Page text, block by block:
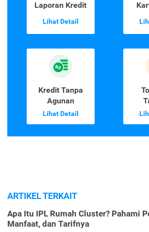
Laporan Kredit
Lihat Detail
Kredit Tanpa
Agunan
Lihat Detail
ARTIKEL TERKAIT
Apa Itu IPL Rumah Cluster? Pahami
Manfaat, dan Tarifnya